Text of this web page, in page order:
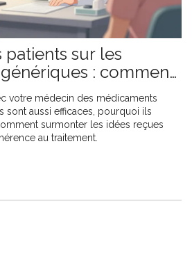
patients sur les
: comment
médecin
votre médecin des médicaments
sont aussi efficaces, pourquoi ils
surmonter les idées reçues
au traitement.